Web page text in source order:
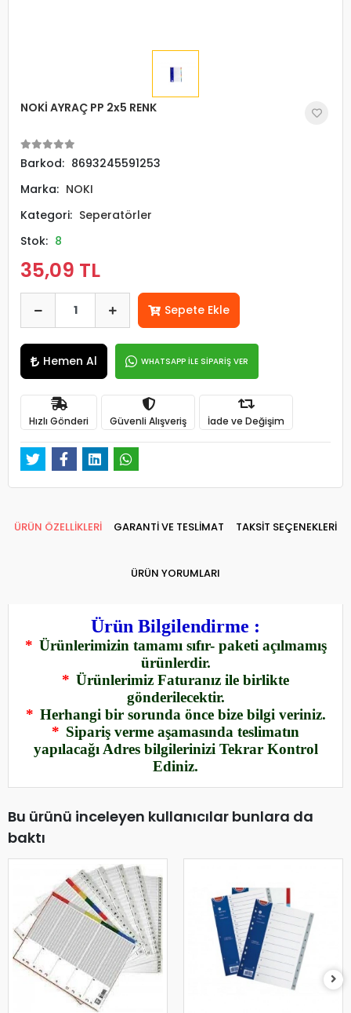
NOKİ AYRAÇ PP 2x5 RENK
Barkod: 8693245591253
Marka: NOKI
Kategori: Seperatörler
Stok: 8
35,09 TL
Sepete Ekle
Hemen Al WHATSAPP İLE SİPARİŞ VER
Hızlı Gönderi Güvenli Alışveriş İade ve Değişim
ÜRÜN ÖZELLİKLERİ GARANTİ VE TESLİMAT TAKSİT SEÇENEKLERİ
ÜRÜN YORUMLARI
Ürün Bilgilendirme :
* Ürünlerimizin tamamı sıfır- paketi açılmamış
ürünlerdir.
* Ürünlerimiz Faturanız ile birlikte
gönderilecektir.
* Herhangi bir sorunda önce bize bilgi veriniz.
* Sipariş verme aşamasında teslimatın
yapılacağı Adres bilgilerinizi Tekrar Kontrol
Ediniz.
Bu ürünü inceleyen kullanıcılar bunlara da
baktı